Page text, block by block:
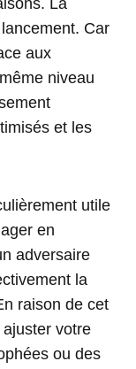
La
Car
aux
niveau
et les
utile
en
adversaire
la
raison de cet
votre
ou des